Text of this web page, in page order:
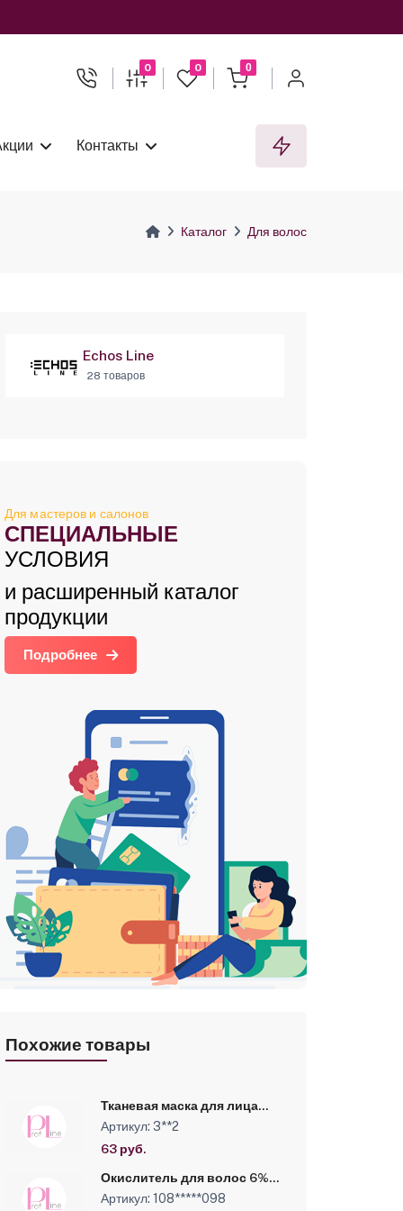
0 0 0
Контакты
Каталог Для волос
Echos Line
28 товаров
Для мастеров и салонов
СПЕЦИАЛЬНЫЕ
УСЛОВИЯ
и расширенный каталог
продукции
Подробнее
Похожие товары
Тканевая маска для лица
омолаживающая Kapous, 25
г
Артикул: 3**2
63 руб.
Окислитель для волос 6%-
100 мл -LUXOR
PROFESSIONAL
Артикул: 108*****098